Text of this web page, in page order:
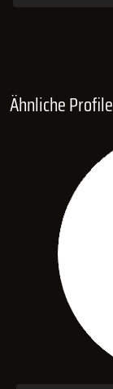
Ähnliche Profile